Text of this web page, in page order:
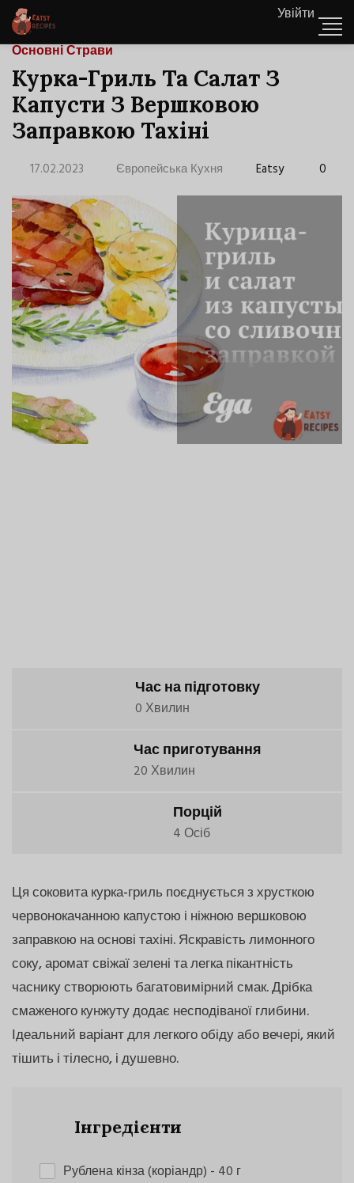
Увійти
Основні Страви
Курка-Гриль Та Салат З
Капусти З Вершковою
Заправкою Тахіні
17.02.2023 Європейська Кухня Eatsy 0
Час на підготовку
0 Хвилин
Час приготування
20 Хвилин
Порцій
4 Осіб
Ця соковита курка-гриль поєднується з хрусткою
червонокачанною капустою і ніжною вершковою
заправкою на основі тахіні. Яскравість лимонного
соку, аромат свіжаї зелені та легка пікантність
часнику створюють багатовимірний смак. Дрібка
смаженого кунжуту додає несподіваної глибини.
Ідеальний варіант для легкого обіду або вечері, який
тішить і тілесно, і душевно.
Інгредієнти
Рублена кінза (коріандр) - 40 г